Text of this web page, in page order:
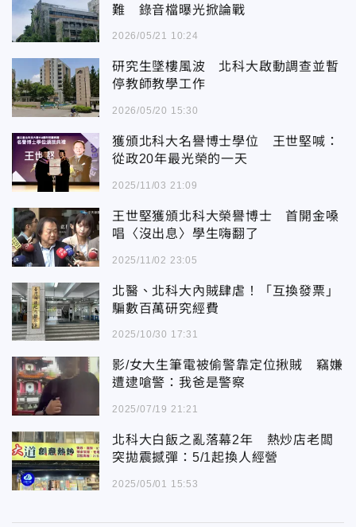
難 錄音檔曝光掀論戰
2026/05/21 10:24
研究生墜樓風波 北科大啟動調查並暫
停教師教學工作
2026/05/20 15:30
獲頒北科大名譽博士學位 王世堅喊：
從政20年最光榮的一天
2025/11/03 21:09
王世堅獲頒北科大榮譽博士 首開金嗓
唱〈沒出息〉學生嗨翻了
2025/11/02 23:05
北醫、北科大內賊肆虐！「互換發票」
騙數百萬研究經費
2025/10/30 17:31
影/女大生筆電被偷警靠定位揪賊 竊嫌
遭逮嗆警：我爸是警察
2025/07/19 21:21
北科大白飯之亂落幕2年 熱炒店老闆
突拋震撼彈：5/1起換人經營
2025/05/01 15:53